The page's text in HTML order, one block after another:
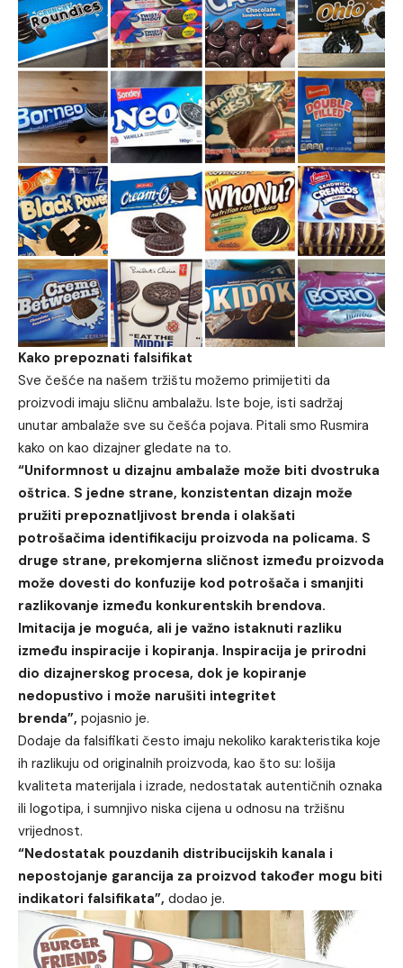
Kako prepoznati falsifikat
Sve češće na našem tržištu možemo primijetiti da
proizvodi imaju sličnu ambalažu. Iste boje, isti sadržaj
unutar ambalaže sve su češća pojava. Pitali smo Rusmira
kako on kao dizajner gledate na to.
“Uniformnost u dizajnu ambalaže može biti dvostruka
oštrica. S jedne strane, konzistentan dizajn može
pružiti prepoznatljivost brenda i olakšati
potrošačima identifikaciju proizvoda na policama. S
druge strane, prekomjerna sličnost između proizvoda
može dovesti do konfuzije kod potrošača i smanjiti
razlikovanje između konkurentskih brendova.
Imitacija je moguća, ali je važno istaknuti razliku
između inspiracije i kopiranja. Inspiracija je prirodni
dio dizajnerskog procesa, dok je kopiranje
nedopustivo i može narušiti integritet
brenda”, pojasnio je.
Dodaje da falsifikati često imaju nekoliko karakteristika koje
ih razlikuju od originalnih proizvoda, kao što su: lošija
kvaliteta materijala i izrade, nedostatak autentičnih oznaka
ili logotipa, i sumnjivo niska cijena u odnosu na tržišnu
vrijednost.
“Nedostatak pouzdanih distribucijskih kanala i
nepostojanje garancija za proizvod također mogu biti
indikatori falsifikata”, dodao je.